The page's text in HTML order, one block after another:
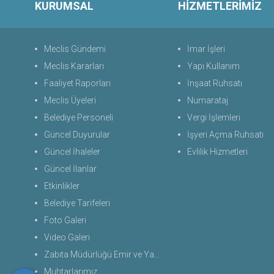
KURUMSAL
Meclis Gündemi
Meclis Kararları
Faaliyet Raporları
Meclis Üyeleri
Belediye Personeli
Güncel Duyurular
Güncel İhaleler
Güncel İlanlar
Etkinlikler
Belediye Tarifeleri
Foto Galeri
Video Galeri
Zabıta Müdürlüğü Emir ve Yasaklar Uygulama Yönetmeliği 2026
Muhtarlarımız
HİZMETLERİMİZ
İmar İşleri
Yapı Kullanım
İnşaat Ruhsatı
Numarataj
Vergi İşlemleri
İşyeri Açma Ruhsatı
Evlilik Hizmetleri